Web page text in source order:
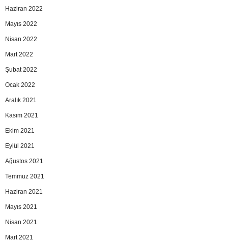
Haziran 2022
Mayıs 2022
Nisan 2022
Mart 2022
Şubat 2022
Ocak 2022
Aralık 2021
Kasım 2021
Ekim 2021
Eylül 2021
Ağustos 2021
Temmuz 2021
Haziran 2021
Mayıs 2021
Nisan 2021
Mart 2021